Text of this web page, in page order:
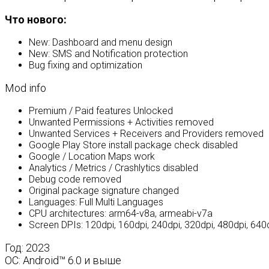
Что нового:
New: Dashboard and menu design
New: SMS and Notification protection
Bug fixing and optimization
Mod info
Premium / Paid features Unlocked
Unwanted Permissions + Activities removed
Unwanted Services + Receivers and Providers removed
Google Play Store install package check disabled
Google / Location Maps work
Analytics / Metrics / Crashlytics disabled
Debug code removed
Original package signature changed
Languages: Full Multi Languages
CPU architectures: arm64-v8a, armeabi-v7a
Screen DPIs: 120dpi, 160dpi, 240dpi, 320dpi, 480dpi,
Год: 2023
OС: Android™ 6.0 и выше